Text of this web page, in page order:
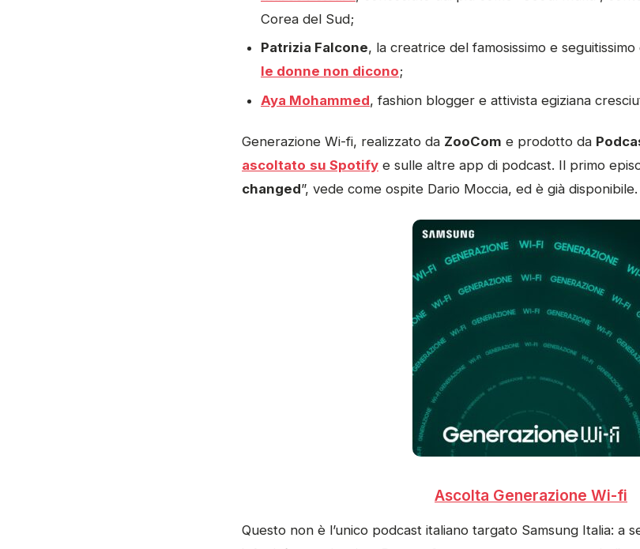
Corea del Sud;
Patrizia Falcone, la creatrice del famosissimo e
le donne non dicono;
Aya Mohammed, fashion blogger e attivista egiziana
Generazione Wi-fi, realizzato da ZooCom e prodotto da
ascoltato su Spotify e sulle altre app di podcast. Il primo
changed”, vede come ospite Dario Moccia, ed è già disponibile.
Ascolta Generazione Wi-fi
Questo non è l’unico podcast italiano targato Samsung Italia: a